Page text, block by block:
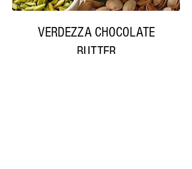
VERDEZZA CHOCOLATE
BUTTER